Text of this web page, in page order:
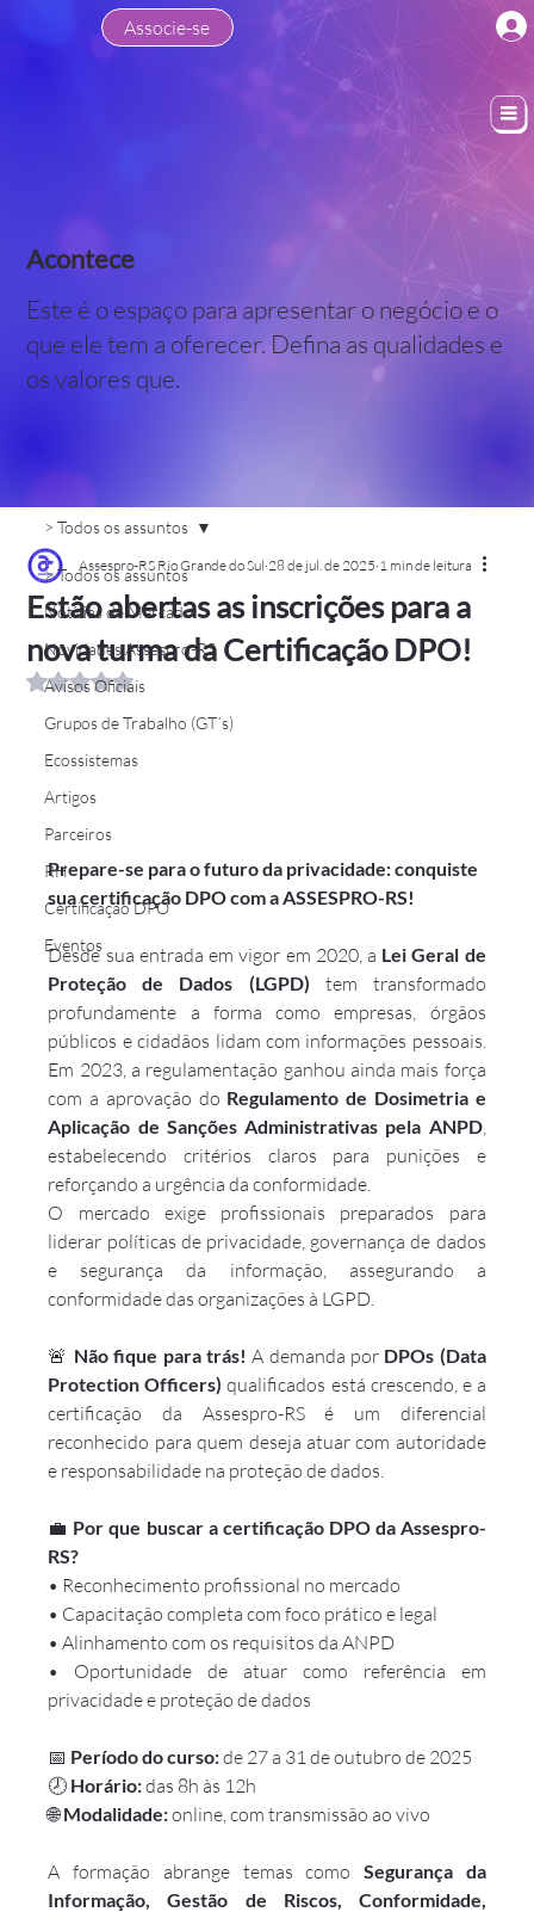
Associe-se
Acontece
Este é o espaço para apresentar o negócio e o
que ele tem a oferecer. Defina as qualidades e
os valores que.
> Todos os assuntos
Notícias de Mercado
Novidades Assespro-RS
Avisos Oficiais
Grupos de Trabalho (GT´s)
Ecossistemas
Artigos
Parceiros
RH
Certificação DPO
Eventos
> Todos os assuntos
Estão abertas as inscrições para a
nova turma da Certificação DPO!
Assespro-RS Rio Grande do Sul 28 de jul. de 2025 1 min de leitura
Avaliado com NaN de 5 estrelas.
Prepare-se para o futuro da privacidade: conquiste
sua certificação DPO com a ASSESPRO-RS!
Desde sua entrada em vigor em 2020, a Lei Geral de
Proteção de Dados (LGPD) tem transformado
profundamente a forma como empresas, órgãos
públicos e cidadãos lidam com informações pessoais.
Em 2023, a regulamentação ganhou ainda mais força
com a aprovação do Regulamento de Dosimetria e
Aplicação de Sanções Administrativas pela ANPD,
estabelecendo critérios claros para punições e
reforçando a urgência da conformidade.
O mercado exige profissionais preparados para
liderar políticas de privacidade, governança de dados
e segurança da informação, assegurando a
conformidade das organizações à LGPD.
🚨 Não fique para trás! A demanda por DPOs (Data
Protection Officers) qualificados está crescendo, e a
certificação da Assespro-RS é um diferencial
reconhecido para quem deseja atuar com autoridade
e responsabilidade na proteção de dados.
💼 Por que buscar a certificação DPO da Assespro-
RS?
• Reconhecimento profissional no mercado
• Capacitação completa com foco prático e legal
• Alinhamento com os requisitos da ANPD
• Oportunidade de atuar como referência em
privacidade e proteção de dados
📅 Período do curso: de 27 a 31 de outubro de 2025
🕗 Horário: das 8h às 12h
🌐 Modalidade: online, com transmissão ao vivo
A formação abrange temas como Segurança da
Informação, Gestão de Riscos, Conformidade,